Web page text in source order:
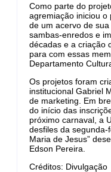
Como parte do
agremiação iniciou o
de um acervo de
sambas-enredos e
décadas e a criação
para com essas
Departamento
Os projetos foram
institucional Gabriel
de marketing. Em
do início das
próximo carnaval, a
desfiles da segunda-
Maria de Jesus”
Edson Pereira.
Créditos: Divulgação